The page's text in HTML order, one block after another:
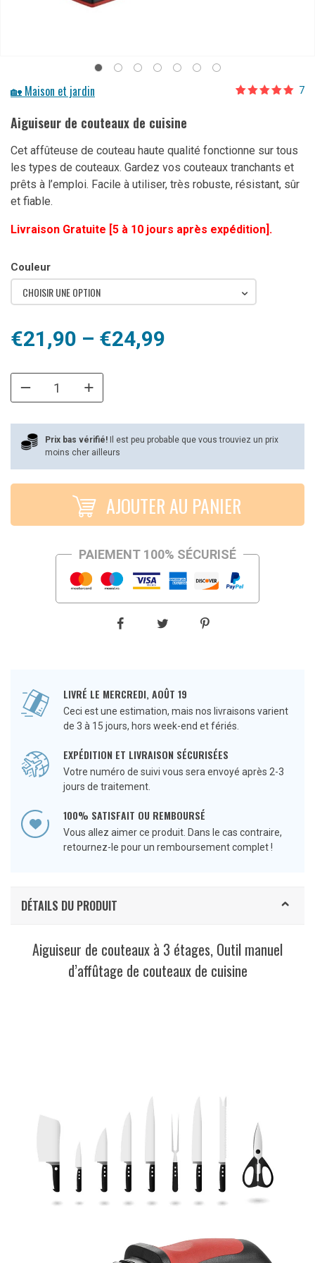
🏡 Maison et jardin 7
Aiguiseur de couteaux de cuisine
Cet affûteuse de couteau haute qualité fonctionne sur tous
les types de couteaux. Gardez vos couteaux tranchants et
prêts à l’emploi. Facile à utiliser, très robuste, résistant, sûr
et fiable.
Livraison Gratuite [5 à 10 jours après expédition].
Couleur
CHOISIR UNE OPTION
€21,90 – €24,99
Plage
prix :
€24,99
Prix bas vérifié!
Il est peu probable que vous trouviez un prix
moins cher ailleurs
AJOUTER AU PANIER
PAIEMENT 100% SÉCURISÉ
LIVRÉ LE MERCREDI, AOÛT 19
Ceci est une estimation, mais nos livraisons varient
de 3 à 15 jours, hors week-end et fériés.
EXPÉDITION ET LIVRAISON SÉCURISÉES
Votre numéro de suivi vous sera envoyé après 2-3
jours de traitement.
100% SATISFAIT OU REMBOURSÉ
Vous allez aimer ce produit. Dans le cas contraire,
retournez-le pour un remboursement complet !
DÉTAILS DU PRODUIT
Aiguiseur de couteaux à 3 étages, Outil manuel
d’affûtage de couteaux de cuisine